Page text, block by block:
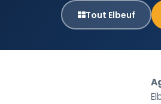
Tout Elbeuf